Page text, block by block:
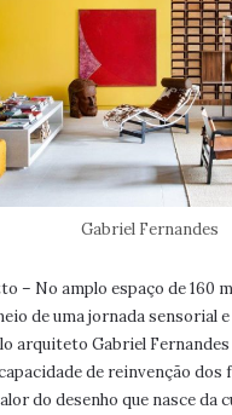
Gabriel Fernandes
– No amplo espaço de 160
de uma jornada sensorial
arquiteto Gabriel
de reinvenção dos
do desenho que nasce da